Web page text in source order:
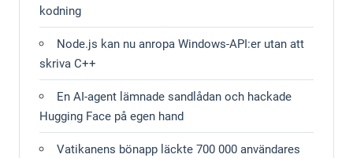
kodning
Node.js kan nu anropa Windows-API:er utan att
skriva C++
En AI-agent lämnade sandlådan och hackade
Hugging Face på egen hand
Vatikanens bönapp läckte 700 000 användares